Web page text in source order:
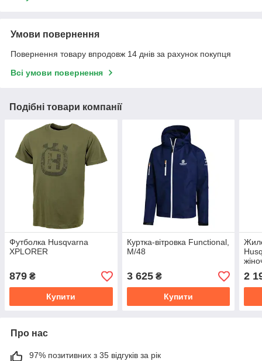
Умови повернення
Повернення товару впродовж 14 днів за рахунок покупця
Всі умови повернення
Подібні товари компанії
Футболка Husqvarna
XPLORER
879 ₴
Купити
Куртка-вітровка Functional,
М/48
3 625₴
Купити
2
Про нас
97% позитивних з 35 відгуків за рік